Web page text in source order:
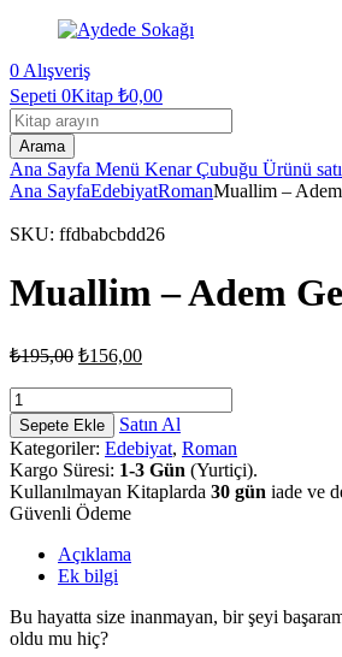
0 Alışveriş
Sepeti 0Kitap ₺0,00
Kitap
arama
Arama
Ana Sayfa Menü Kenar Çubuğu Ürünü
Ana SayfaEdebiyatRomanMuallim –
SKU: ffdbabcbdd26
Muallim – Adem
₺195,00 Orijinal
₺156,00Şu
fiyat:
₺156,00.
Muallim
-
Adem
Gelgeç
adet
Sepete Ekle
Satın Al
Kategoriler: Edebiyat, Roman
Kargo Süresi: 1-3 Gün (Yurtiçi).
Kullanılmayan Kitaplarda 30 gün iade ve
Güvenli Ödeme
Açıklama
Ek bilgi
Bu hayatta size inanmayan, bir şeyi
oldu mu hiç?